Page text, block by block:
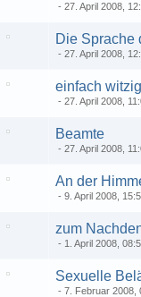
27. April 2008,
Die Sprache
27. April 2008,
einfach witzig
27. April 2008,
Beamte
27. April 2008,
An der
9. April 2008,
zum
1. April 2008,
Sexuelle
7. Februar 2008,